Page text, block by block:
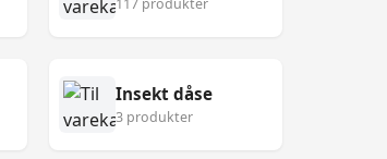
117 produkter
Insekt dåse
3 produkter